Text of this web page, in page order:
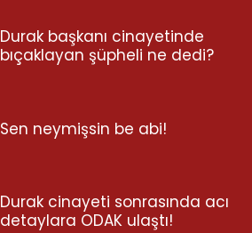
Durak başkanı cinayetinde
bıçaklayan şüpheli ne dedi?
Sen neymişsin be abi!
Durak cinayeti sonrasında acı
detaylara ODAK ulaştı!